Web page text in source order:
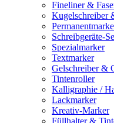
Fineliner &
Kugelschreiber
Schreibgeräte-
Spezialmarker
Textmarker
Gelschreiber &
Tintenroller
Kalligraphie /
Lackmarker
Kreativ-Marker
Füllhalter &